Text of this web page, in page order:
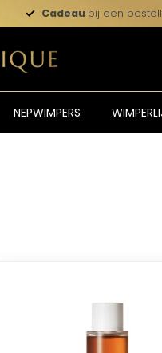
Cadeau bij een
NEPWIMPERS